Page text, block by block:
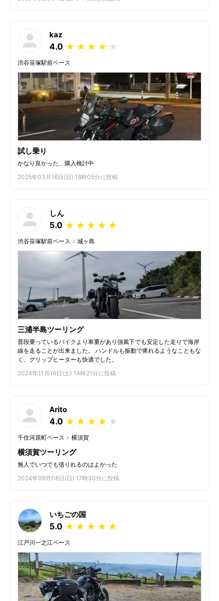
kaz
4.0 ★
★
★
★
★
渋谷笹塚駅前ベース
試し乗り
かなり良かった、購入検討中
2025年03月16日(日) 18時05分に投稿
しん
5.0 ★
★
★
★
★
渋谷笹塚駅前ベース 城ヶ島
三浦半島ツーリング
普段乗っているバイクより車重があり強風下でも安定した走りで海岸
線を走ることが出来ました。 ハンドルも振動で痺れるようなこともな
く、グリップヒーターも快適でした。
2024年11月16日(土) 14時21分に投稿
Arito
4.0 ★
★
★
★
★
千住河原町ベース 横須賀
横須賀ツーリング
無人でいつでも借りれるのはよかった
2024年09月08日(日) 17時30分に投稿
いちごの国
5.0 ★
★
★
★
★
江戸川一之江ベース